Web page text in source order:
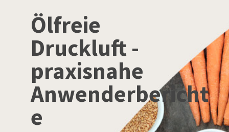
Ölfreie
Druckluft -
praxisnahe
Anwenderbericht
e